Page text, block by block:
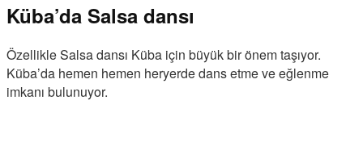
Küba’da Salsa dansı
Özellikle Salsa dansı Küba için büyük bir önem taşıyor.
Küba’da hemen hemen heryerde dans etme ve eğlenme
imkanı bulunuyor.